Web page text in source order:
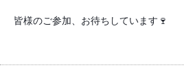
皆様のご参加、お待ちしています🍷